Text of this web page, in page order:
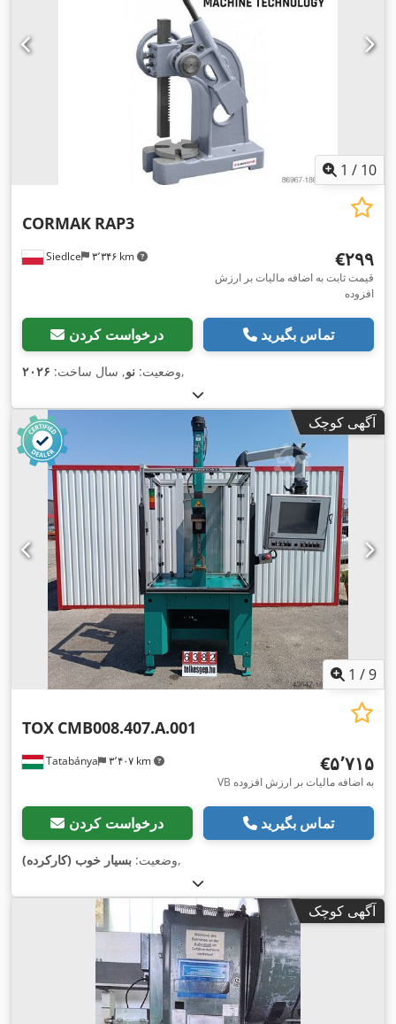
1 / 10
Siedlce ۳٬۳۴۶ km
CORMAK RAP3
‎€۲۹۹
قیمت ثابت به اضافه مالیات بر ارزش
افزوده
درخواست کردن تماس بگیرید
وضعیت: نو, سال ساخت: ۲۰۲۶ ,
آگهی کوچک
1 /9
Tatabánya ۳٬۴۰۷ km
TOX CMB008.407.A.001
‎€۵٬۷۱۵
VB به اضافه مالیات بر ارزش افزوده
درخواست کردن تماس بگیرید
وضعیت: بسیار خوب (کارکرده) ,
آگهی کوچک